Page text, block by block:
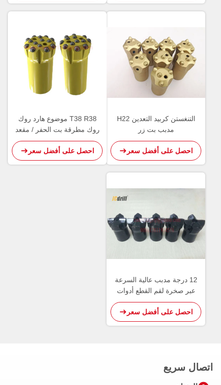
التنغستن كربيد التعدين H22
مدبب بت زر
احصل على أفضل سعر
T38 R38 موضوع هارد روك
روك مطرقة بت الحفر / مقعد
الحفر كربيد إدراج زر بت
احصل على أفضل سعر
12 درجة مدبب عالية السرعة
عبر صخرة لقم القطع أدوات
القطع كربيد التنغستن
احصل على أفضل سعر
اتصال سريع